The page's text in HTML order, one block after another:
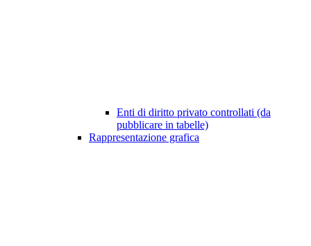
Enti di diritto privato controllati (da
pubblicare in tabelle)
Rappresentazione grafica